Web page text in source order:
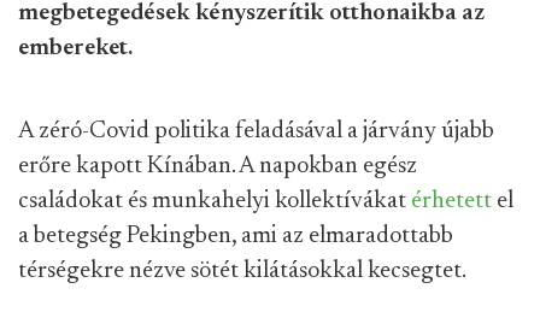
megbetegedések kényszerítik otthonaikba az
embereket.
A zéró-Covid politika feladásával a járvány újabb
erőre kapott Kínában. A napokban egész
családokat és munkahelyi kollektívákat érhetett el
a betegség Pekingben, ami az elmaradottabb
térségekre nézve sötét kilátásokkal kecsegtet.